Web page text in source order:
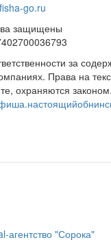
go.ru
защищены
за
Права на
охраняются
"Сорока"